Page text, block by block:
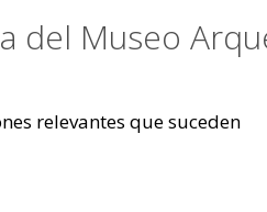
del Museo
relevantes que suceden